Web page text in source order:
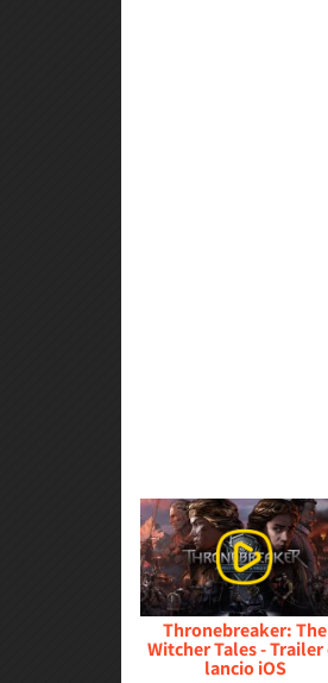
Thronebreaker: The
Witcher Tales - Trailer
lancio iOS